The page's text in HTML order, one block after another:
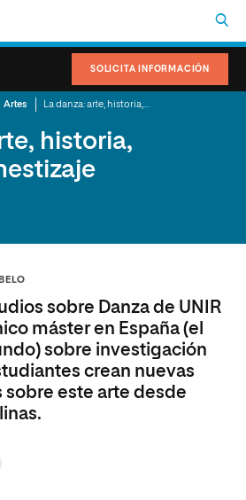
SOLICITA INFORMACIÓN
Artes
historia,
sobre Danza de UNIR
máster en España (el
sobre investigación
crean nuevas
sobre este arte desde